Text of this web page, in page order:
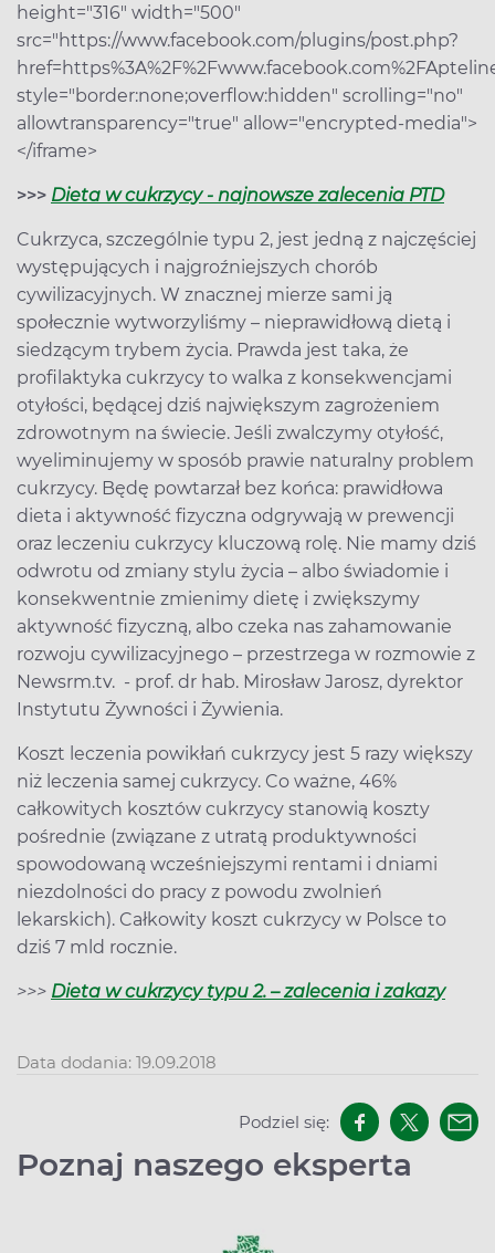
height="316" width="500"
src="https://www.facebook.com/plugins/post.php?
style="border:none;overflow:hidden" scrolling="no"
allowtransparency="true" allow="encrypted-media">
</iframe>
>>> Dieta w cukrzycy - najnowsze zalecenia PTD
Cukrzyca, szczególnie typu 2, jest jedną z najczęściej
występujących i najgroźniejszych chorób
cywilizacyjnych. W znacznej mierze sami ją
społecznie wytworzyliśmy – nieprawidłową dietą i
siedzącym trybem życia. Prawda jest taka, że
profilaktyka cukrzycy to walka z konsekwencjami
otyłości, będącej dziś największym zagrożeniem
zdrowotnym na świecie. Jeśli zwalczymy otyłość,
wyeliminujemy w sposób prawie naturalny problem
cukrzycy. Będę powtarzał bez końca: prawidłowa
dieta i aktywność fizyczna odgrywają w prewencji
oraz leczeniu cukrzycy kluczową rolę. Nie mamy dziś
odwrotu od zmiany stylu życia – albo świadomie i
konsekwentnie zmienimy dietę i zwiększymy
aktywność fizyczną, albo czeka nas zahamowanie
rozwoju cywilizacyjnego – przestrzega w rozmowie z
Newsrm.tv. - prof. dr hab. Mirosław Jarosz, dyrektor
Instytutu Żywności i Żywienia.
Koszt leczenia powikłań cukrzycy jest 5 razy większy
niż leczenia samej cukrzycy. Co ważne, 46%
całkowitych kosztów cukrzycy stanowią koszty
pośrednie (związane z utratą produktywności
spowodowaną wcześniejszymi rentami i dniami
niezdolności do pracy z powodu zwolnień
lekarskich). Całkowity koszt cukrzycy w Polsce to
dziś 7 mld rocznie.
>>> Dieta w cukrzycy typu 2. – zalecenia i zakazy
Data dodania: 19.09.2018
Podziel się:
Poznaj naszego eksperta